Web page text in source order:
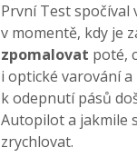
První Test spočíval
v momentě, kdy je
zpomalovat poté,
i optické varování
k odepnutí pásů
Autopilot a jakmile
zrychlovat.